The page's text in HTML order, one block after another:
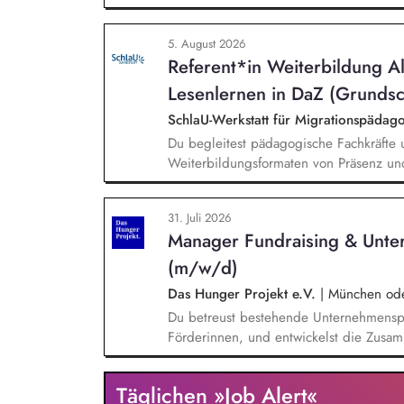
weitere auf Unterrichtsmaterial
sprachensensibles und
Berufliche Bildung. Der Bereich
zielgruppengerechte und innovative
Fachkräfte mit daran angeschlossenen
5. August 2026
Referent*in Weiterbildung
Lesenlernen in DaZ
SchlaU-Werkstatt für
Du begleitest pädagogische
Weiterbildungsformaten von Präsenz
und erstellst Online-Selbstlernkurse für
Schwerpunkte liegen dabei auf den
Mehrsprachigkeitsbewusstsein und
31. Juli 2026
Manager Fundraising &
(m/w/d)
Das Hunger Projekt e.V. | München
Du betreust bestehende
Förderinnen, und entwickelst die
neue Unternehmen und Förderer &
setzt Fundraising-Maßnahmen
arbeitest eng mit der Landesdirektion,
Täglichen »Job Alert«